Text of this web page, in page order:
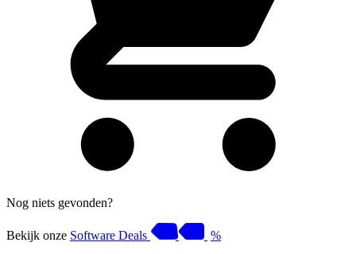
Nog niets gevonden?
Bekijk onze Software Deals %